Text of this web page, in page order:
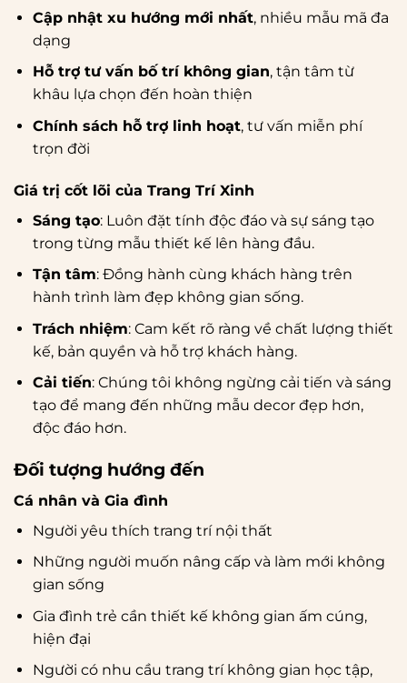
Cập nhật xu hướng mới nhất, nhiều mẫu mã đa
dạng
Hỗ trợ tư vấn bố trí không gian, tận tâm từ
khâu lựa chọn đến hoàn thiện
Chính sách hỗ trợ linh hoạt, tư vấn miễn phí
trọn đời
Giá trị cốt lõi của Trang Trí Xinh
Sáng tạo: Luôn đặt tính độc đáo và sự sáng tạo
trong từng mẫu thiết kế lên hàng đầu.
Tận tâm: Đồng hành cùng khách hàng trên
hành trình làm đẹp không gian sống.
Trách nhiệm: Cam kết rõ ràng về chất lượng thiết
kế, bản quyền và hỗ trợ khách hàng.
Cải tiến: Chúng tôi không ngừng cải tiến và sáng
tạo để mang đến những mẫu decor đẹp hơn,
độc đáo hơn.
Đối tượng hướng đến
Cá nhân và Gia đình
Người yêu thích trang trí nội thất
Những người muốn nâng cấp và làm mới không
gian sống
Gia đình trẻ cần thiết kế không gian ấm cúng,
hiện đại
Người có nhu cầu trang trí không gian học tập,